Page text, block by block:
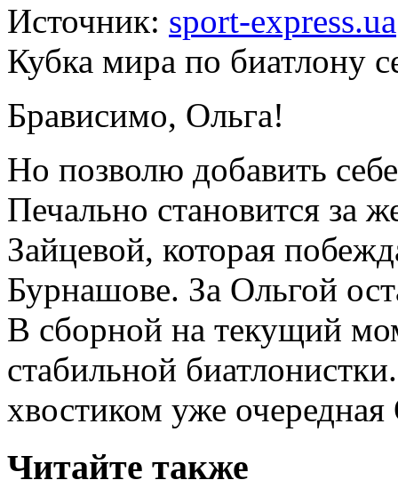
Источник: sport-express.ua
Кубка мира по биатлону
Брависимо, Ольга!
Но позволю добавить
Печально становится за
Зайцевой, которая
Бурнашове. За Ольгой
В сборной на текущий
стабильной
хвостиком уже
Читайте также